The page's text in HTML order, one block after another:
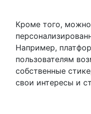
Кроме того,
Например,
пользователям
собственные
свои интересы и